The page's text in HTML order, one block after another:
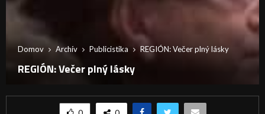
Domov Archív Publicistika REGIÓN: Večer plný lásky
REGIÓN: Večer plný lásky